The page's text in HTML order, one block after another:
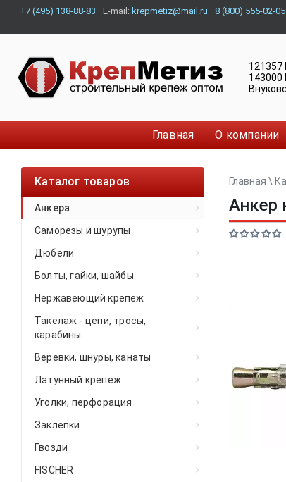
+7 (495) 138-88-83 E-mail: krepmetiz@mail.ru 8 (800) 555-02-05
121357
143000
Главная О компании
Каталог товаров
Анкера
Саморезы и шурупы
Дюбели
Болты, гайки, шайбы
Нержавеющий крепеж
Такелаж - цепи, тросы,
карабины
Веревки, шнуры, канаты
Латунный крепеж
Уголки, перфорация
Заклепки
Гвозди
FISCHER
Главная \
Анкер